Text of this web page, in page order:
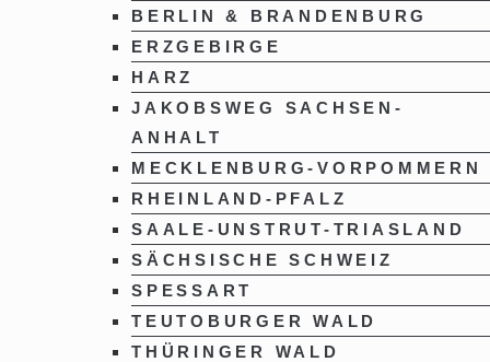
BERLIN & BRANDENBURG
ERZGEBIRGE
HARZ
JAKOBSWEG SACHSEN-
ANHALT
MECKLENBURG-VORPOMMERN
RHEINLAND-PFALZ
SAALE-UNSTRUT-TRIASLAND
SÄCHSISCHE SCHWEIZ
SPESSART
TEUTOBURGER WALD
THÜRINGER WALD